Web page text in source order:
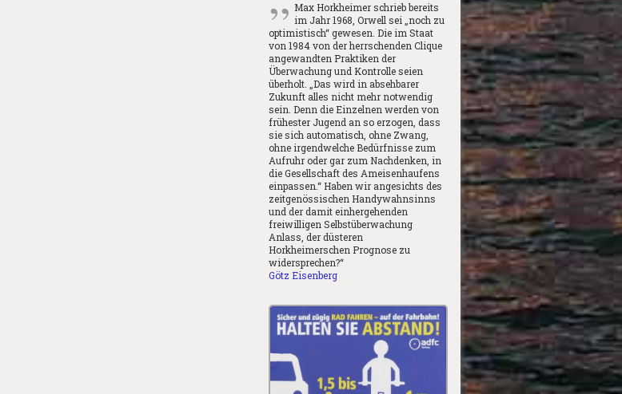
Max Horkheimer schrieb bereits
im Jahr 1968, Orwell sei „noch zu
optimistisch“ gewesen. Die im Staat
von 1984 von der herrschenden Clique
angewandten Praktiken der
Überwachung und Kontrolle seien
überholt. „Das wird in absehbarer
Zukunft alles nicht mehr notwendig
sein. Denn die Einzelnen werden von
frühester Jugend an so erzogen, dass
sie sich automatisch, ohne Zwang,
ohne irgendwelche Bedürfnisse zum
Aufruhr oder gar zum Nachdenken, in
die Gesellschaft des Ameisenhaufens
einpassen.“ Haben wir angesichts des
zeitgenössischen Handywahnsinns
und der damit einhergehenden
freiwilligen Selbstüberwachung
Anlass, der düsteren
Horkheimerschen Prognose zu
widersprechen?“
Götz Eisenberg